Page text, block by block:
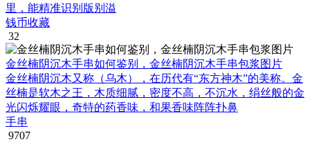
里，能精准识别版别溢
钱币收藏
32
金丝楠阴沉木手串如何鉴别，金丝楠阴沉木手串包浆图片
金丝楠阴沉木又称（乌木），在历代有“东方神木”的美称。金
丝楠是软木之王，木质细腻，密度不高，不沉水，绢丝般的金
光闪烁耀眼，奇特的药香味，和果香味阵阵扑鼻
手串
9707